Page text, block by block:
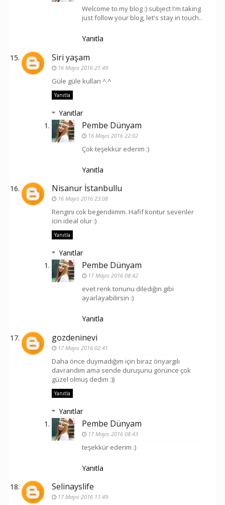
Welcome to my blog :) subject I'm taking
just follow your blog, let's stay in touch..
Yanıtla
Siri yaşam
16 Mayıs 2016 21:49
Güle güle kullan ^.^
Yanıtla
Yanıtlar
Pembe Dünyam
16 Mayıs 2016 22:02
Çok teşekkür ederim :)
Yanıtla
Nisanur İstanbullu
16 Mayıs 2016 23:08
Rengini cok begendiimm. Hafif kontur sevenler
icin ideal olur :)
Yanıtla
Yanıtlar
Pembe Dünyam
17 Mayıs 2016 08:42
evet renk tonunu dilediğin gibi
ayarlayabilirsin :)
Yanıtla
gozdeninevi
17 Mayıs 2016 02:41
Daha önce duymadığım için biraz önyargılı
davrandım ama sende duruşunu görünce çok
güzel olmuş dedim :))
Yanıtla
Yanıtlar
Pembe Dünyam
17 Mayıs 2016 08:43
teşekkür ederim :)
Yanıtla
Selinayslife
17 Mayıs 2016 11:49